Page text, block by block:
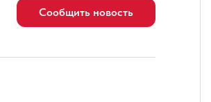
Сообщить новость